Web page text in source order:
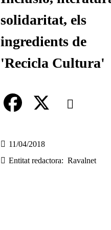
solidaritat, els
ingredients de
'Recicla Cultura'
Comparteix
a
c
Compartir en
11/04/2018
Entitat redactora
Ravalnet